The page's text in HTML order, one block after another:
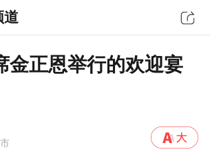
道
金正恩举行的欢迎宴